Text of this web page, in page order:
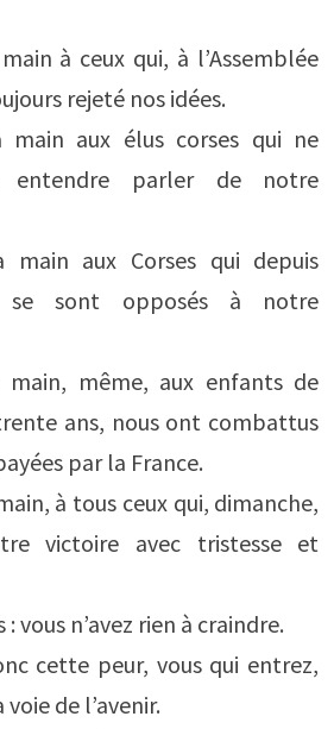
à ceux qui, à l’Assemblée
rejeté nos idées.
main aux élus corses qui ne
entendre parler de notre
main aux Corses qui depuis
se sont opposés à notre
même, aux enfants de
ans, nous ont combattus
par la France.
à tous ceux qui, dimanche,
victoire avec tristesse et
vous n’avez rien à craindre.
cette peur, vous qui entrez,
de l’avenir.